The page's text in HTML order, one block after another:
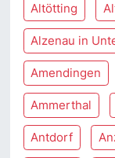
Altötting
Alzenau in
Amendingen
Ammerthal
Antdorf